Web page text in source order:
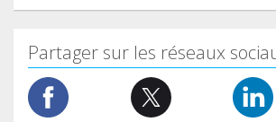
Partager sur les réseaux